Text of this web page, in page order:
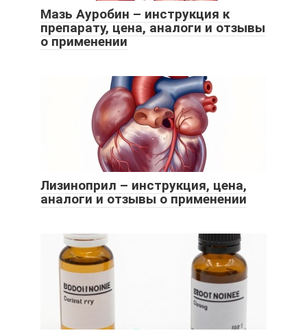
Мазь Ауробин – инструкция к
препарату, цена, аналоги и отзывы
о применении
Лизиноприл – инструкция, цена,
аналоги и отзывы о применении